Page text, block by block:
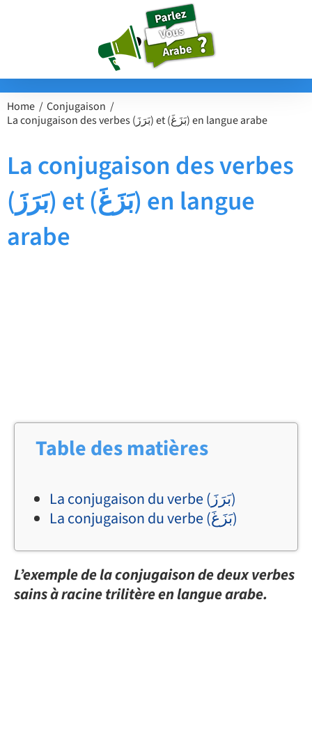
Home
Conjugaison
La conjugaison des verbes (بَرَزَ) et (بَزَغَ) en langue arabe
La conjugaison des verbes
(بَرَزَ) et (بَزَغَ) en langue
arabe
Table des matières
La conjugaison du verbe (بَرَزَ)
La conjugaison du verbe (بَزَغَ)
L’exemple de la conjugaison de deux verbes
sains à racine trilitère en langue arabe.